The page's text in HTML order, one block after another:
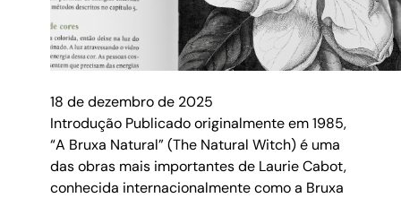
18 de dezembro de 2025
Introdução Publicado originalmente em 1985,
“A Bruxa Natural” (The Natural Witch) é uma
das obras mais importantes de Laurie Cabot,
conhecida internacionalmente como a Bruxa